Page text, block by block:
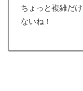
ちょっと複雑だ
ないね！